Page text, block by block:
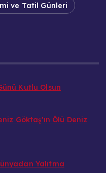
ve Tatil Günleri
Kutlu Olsun
Göktaş'ın Ölü Deniz
Yalıtma